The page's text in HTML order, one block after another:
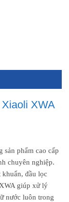
XWA
sản phẩm cao cấp
chuyên nghiệp.
đầu lọc
giúp xử lý
nước luôn trong